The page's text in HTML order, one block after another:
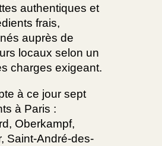
authentiques et
frais,
auprès de
locaux selon un
charges exigeant.
à ce jour sept
à Paris :
Oberkampf,
Saint-André-des-